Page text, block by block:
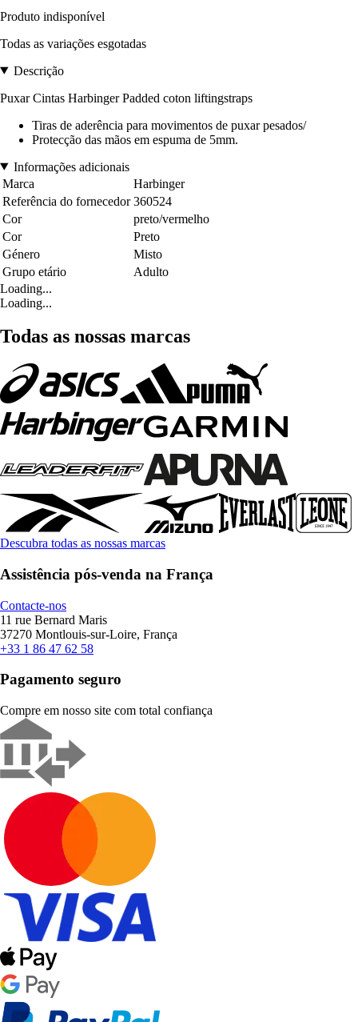
Produto indisponível
Todas as variações esgotadas
Descrição
Puxar Cintas Harbinger Padded coton liftingstraps
Tiras de aderência para movimentos de puxar pesados/
Protecção das mãos em espuma de 5mm.
Informações adicionais
Marca
Harbinger
Referência do fornecedor 360524
Cor
preto/vermelho
Cor
Preto
Género
Misto
Grupo etário
Adulto
Loading...
Loading...
Todas as nossas marcas
Descubra todas as nossas marcas
Assistência pós-venda na França
Contacte-nos
11 rue Bernard Maris
37270 Montlouis-sur-Loire, França
+33 1 86 47 62 58
Pagamento seguro
Compre em nosso site com total confiança